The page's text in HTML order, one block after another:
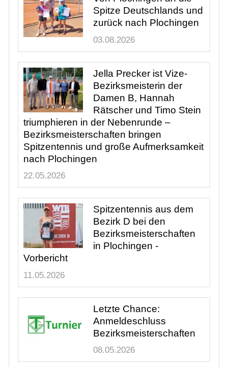
Jella Precker ist Vize-
Bezirksmeisterin der
Damen B, Hannah
triumphieren in der Nebenrunde –
Bezirksmeisterschaften bringen
Spitzentennis und große Aufmerksamkeit
nach Plochingen
22.05.2026
Spitzentennis aus dem
Bezirk D bei den
Vorbericht
11.05.2026
Letzte Chance:
08.05.2026
Großartiger Plochinger
Erfolg bei den Jugend-
Bezirksmeisterschaften
03.05.2026